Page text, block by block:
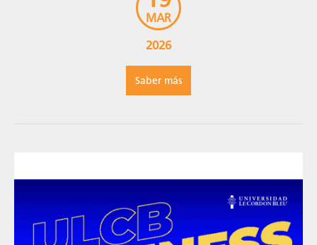
MAR
2026
Saber más